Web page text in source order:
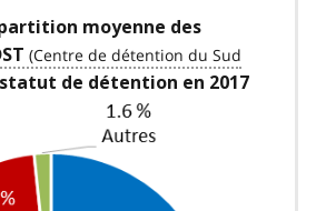
moyenne des
de détention en 2017